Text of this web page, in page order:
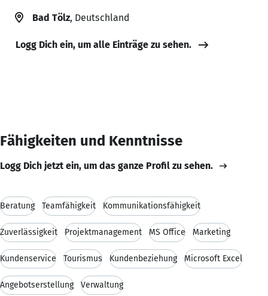
Bad Tölz, Deutschland
Logg Dich ein, um alle Einträge zu sehen.
Fähigkeiten und Kenntnisse
Logg Dich jetzt ein, um das ganze Profil zu sehen.
Beratung Teamfähigkeit Kommunikationsfähigkeit
Zuverlässigkeit Projektmanagement MS Office Marketing
Kundenservice Tourismus Kundenbeziehung Microsoft Excel
Angebotserstellung Verwaltung